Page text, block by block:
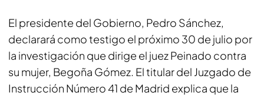
El presidente del Gobierno, Pedro Sánchez,
declarará como testigo el próximo 30 de julio por
la investigación que dirige el juez Peinado contra
su mujer, Begoña Gómez. El titular del Juzgado de
Instrucción Número 41 de Madrid explica que la